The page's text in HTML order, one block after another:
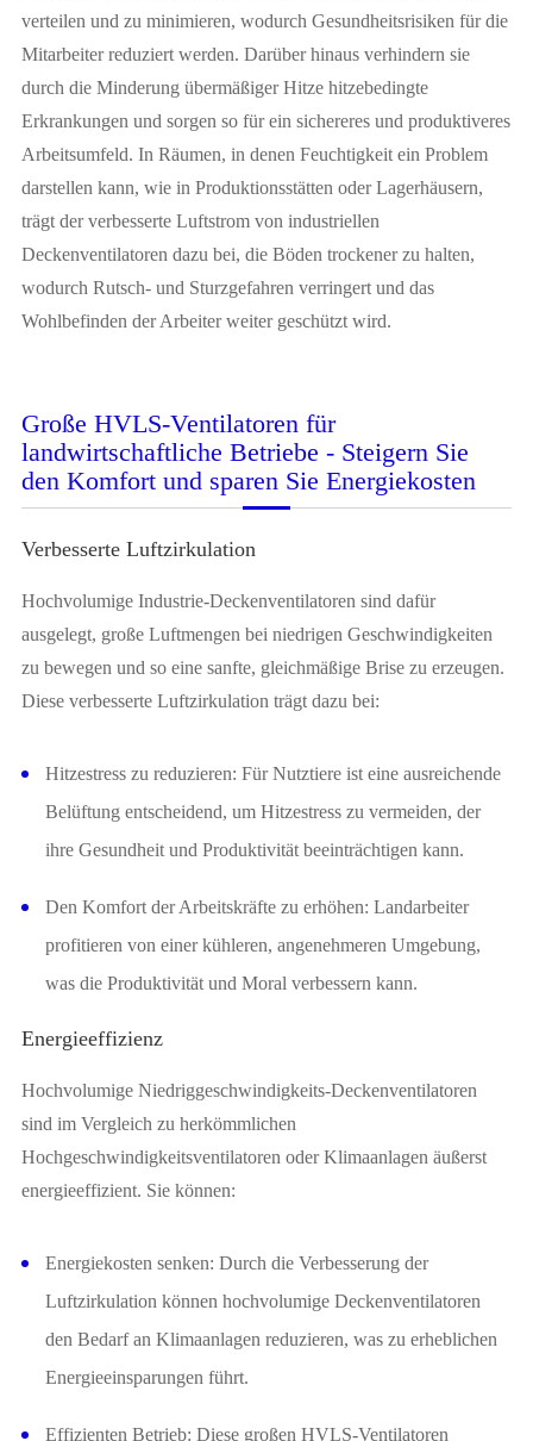
verteilen und zu minimieren, wodurch Gesundheitsrisiken für die
Mitarbeiter reduziert werden. Darüber hinaus verhindern sie
durch die Minderung übermäßiger Hitze hitzebedingte
Erkrankungen und sorgen so für ein sichereres und produktiveres
Arbeitsumfeld. In Räumen, in denen Feuchtigkeit ein Problem
darstellen kann, wie in Produktionsstätten oder Lagerhäusern,
trägt der verbesserte Luftstrom von industriellen
Deckenventilatoren dazu bei, die Böden trockener zu halten,
wodurch Rutsch- und Sturzgefahren verringert und das
Wohlbefinden der Arbeiter weiter geschützt wird.
Große HVLS-Ventilatoren für
landwirtschaftliche Betriebe - Steigern Sie
den Komfort und sparen Sie Energiekosten
Verbesserte Luftzirkulation
Hochvolumige Industrie-Deckenventilatoren sind dafür
ausgelegt, große Luftmengen bei niedrigen Geschwindigkeiten
zu bewegen und so eine sanfte, gleichmäßige Brise zu erzeugen.
Diese verbesserte Luftzirkulation trägt dazu bei:
Hitzestress zu reduzieren: Für Nutztiere ist eine ausreichende
Belüftung entscheidend, um Hitzestress zu vermeiden, der
ihre Gesundheit und Produktivität beeinträchtigen kann.
Den Komfort der Arbeitskräfte zu erhöhen: Landarbeiter
profitieren von einer kühleren, angenehmeren Umgebung,
was die Produktivität und Moral verbessern kann.
Energieeffizienz
Hochvolumige Niedriggeschwindigkeits-Deckenventilatoren
sind im Vergleich zu herkömmlichen
Hochgeschwindigkeitsventilatoren oder Klimaanlagen äußerst
energieeffizient. Sie können:
Energiekosten senken: Durch die Verbesserung der
Luftzirkulation können hochvolumige Deckenventilatoren
den Bedarf an Klimaanlagen reduzieren, was zu erheblichen
Energieeinsparungen führt.
Effizienten Betrieb: Diese großen HVLS-Ventilatoren